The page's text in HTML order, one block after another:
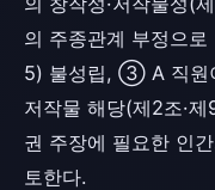
의 주종관계 부정으
5) 불성립, ③ A 직원
저작물 해당(제2조·
권 주장에 필요한 인
토한다.